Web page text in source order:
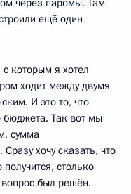
через паромы. Там
ещё один
которым я хотел
ходит между двумя
И это то, что
бюджета. Так вот мы
сумма
хочу сказать, что
столько
вопрос был решён.